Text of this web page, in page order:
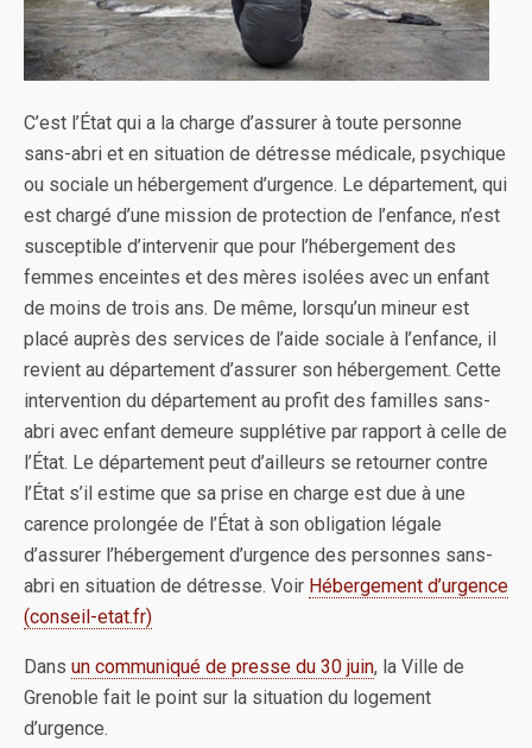
C’est l’État qui a la charge d’assurer à toute personne
sans-abri et en situation de détresse médicale, psychique
ou sociale un hébergement d’urgence. Le département, qui
est chargé d’une mission de protection de l’enfance, n’est
susceptible d’intervenir que pour l’hébergement des
femmes enceintes et des mères isolées avec un enfant
de moins de trois ans. De même, lorsqu’un mineur est
placé auprès des services de l’aide sociale à l’enfance, il
revient au département d’assurer son hébergement. Cette
intervention du département au profit des familles sans-
abri avec enfant demeure supplétive par rapport à celle de
l’État. Le département peut d’ailleurs se retourner contre
l’État s’il estime que sa prise en charge est due à une
carence prolongée de l’État à son obligation légale
d’assurer l’hébergement d’urgence des personnes sans-
abri en situation de détresse. Voir Hébergement d’urgence
(conseil-etat.fr)
Dans un communiqué de presse du 30 juin, la Ville de
Grenoble fait le point sur la situation du logement
d’urgence.